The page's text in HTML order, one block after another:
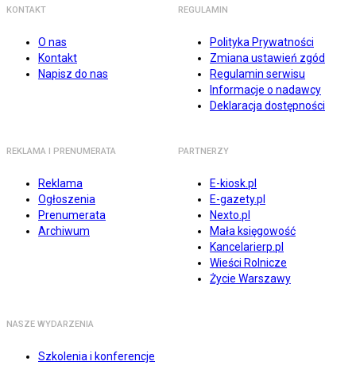
KONTAKT
O nas
Kontakt
Napisz do nas
REGULAMIN
Polityka Prywatności
Zmiana ustawień zgód
Regulamin serwisu
Informacje o nadawcy
Deklaracja dostępności
REKLAMA I PRENUMERATA
Reklama
Ogłoszenia
Prenumerata
Archiwum
PARTNERZY
E-kiosk.pl
E-gazety.pl
Nexto.pl
Mała księgowość
Kancelarierp.pl
Wieści Rolnicze
Życie Warszawy
NASZE WYDARZENIA
Szkolenia i konferencje